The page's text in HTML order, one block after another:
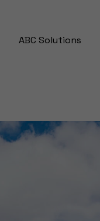
ABC Solutions